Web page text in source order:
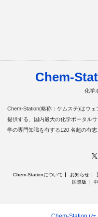
Chem-
化学
Chem-Station(略称：ケムステ)はウェ
提供する、国内最大の化学ポータル
学の専門知識を有する120 名超の有
Chem-Stationについて お知らせ
国際版